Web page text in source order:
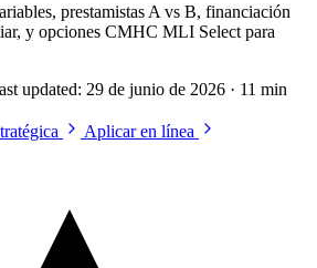
prestamistas A vs B, financiación
y opciones CMHC MLI Select para
updated: 29 de junio de 2026 · 11 min
Aplicar en línea